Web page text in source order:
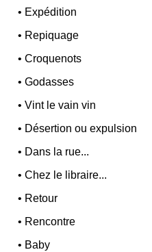
• Expédition
• Repiquage
•Croquenots
•Godasses
•Vint le vain vin
• Désertion ou expulsion
• Dans la rue...
•Chez le libraire...
• Retour
• Rencontre
• Baby